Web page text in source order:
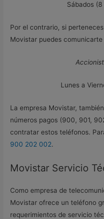
Sábados
Por el contrario, si
Movistar puedes
Lunes a
La empresa Movistar,
números pagos (900, 901,
contratar estos teléfonos.
900 202 002.
Movistar Servicio
Como empresa de
Movistar ofrece un teléfono
requerimientos de servicio